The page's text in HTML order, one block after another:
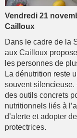
Vendredi 21
Cailloux
Dans le cadre de la
aux Cailloux
les personnes de
La dénutrition reste
souvent silencieuse.
des outils concrets
nutritionnels liés à
d’alerte et adopter
protectrices.